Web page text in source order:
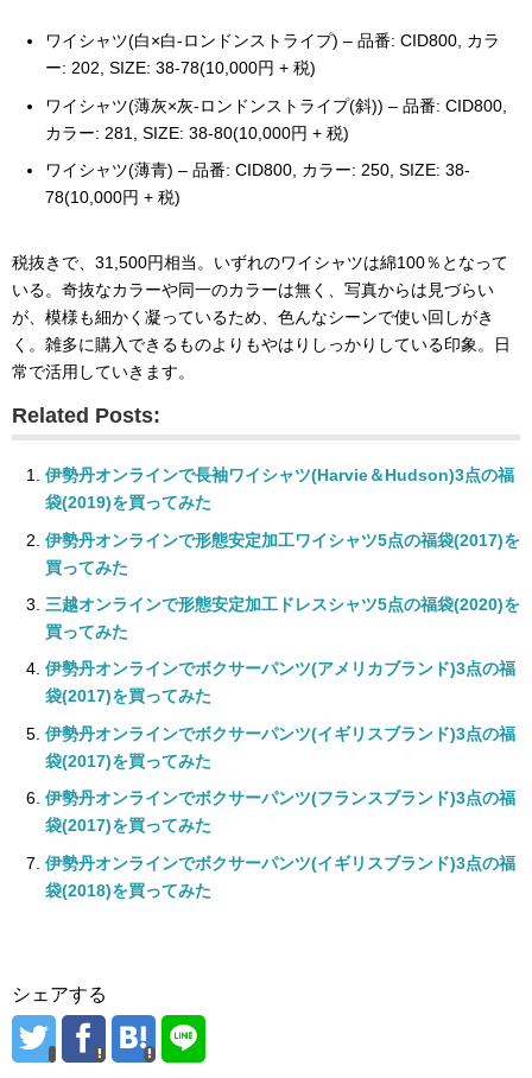
ワイシャツ(白×白-ロンドンストライプ) – 品番: CID800, カラ
ー: 202, SIZE: 38-78(10,000円 + 税)
ワイシャツ(薄灰×灰-ロンドンストライプ(斜)) – 品番: CID800,
カラー: 281, SIZE: 38-80(10,000円 + 税)
ワイシャツ(薄青) – 品番: CID800, カラー: 250, SIZE: 38-
78(10,000円 + 税)
税抜きで、31,500円相当。いずれのワイシャツは綿100％となって
いる。奇抜なカラーや同一のカラーは無く、写真からは見づらい
が、模様も細かく凝っているため、色んなシーンで使い回しがき
く。雑多に購入できるものよりもやはりしっかりしている印象。日
常で活用していきます。
Related Posts:
伊勢丹オンラインで長袖ワイシャツ(Harvie＆Hudson)3点の福
袋(2019)を買ってみた
伊勢丹オンラインで形態安定加工ワイシャツ5点の福袋(2017)を
買ってみた
三越オンラインで形態安定加工ドレスシャツ5点の福袋(2020)を
買ってみた
伊勢丹オンラインでボクサーパンツ(アメリカブランド)3点の福
袋(2017)を買ってみた
伊勢丹オンラインでボクサーパンツ(イギリスブランド)3点の福
袋(2017)を買ってみた
伊勢丹オンラインでボクサーパンツ(フランスブランド)3点の福
袋(2017)を買ってみた
伊勢丹オンラインでボクサーパンツ(イギリスブランド)3点の福
袋(2018)を買ってみた
シェアする